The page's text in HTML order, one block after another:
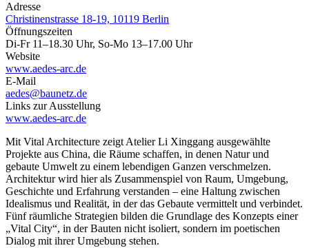
Adresse
Christinenstrasse 18-19, 10119 Berlin
Öffnungszeiten
Di-Fr 11–18.30 Uhr, So-Mo 13–17.00 Uhr
Website
www.aedes-arc.de
E-Mail
aedes@baunetz.de
Links zur Ausstellung
www.aedes-arc.de
Mit Vital Architecture zeigt Atelier Li Xinggang ausgewählte
Projekte aus China, die Räume schaffen, in denen Natur und
gebaute Umwelt zu einem lebendigen Ganzen verschmelzen.
Architektur wird hier als Zusammenspiel von Raum, Umgebung,
Geschichte und Erfahrung verstanden – eine Haltung zwischen
Idealismus und Realität, in der das Gebaute vermittelt und verbindet.
Fünf räumliche Strategien bilden die Grundlage des Konzepts einer
„Vital City“, in der Bauten nicht isoliert, sondern im poetischen
Dialog mit ihrer Umgebung stehen.